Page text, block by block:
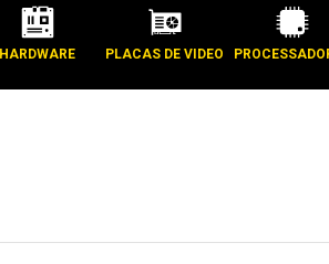
HARDWARE PLACAS DE VIDEO